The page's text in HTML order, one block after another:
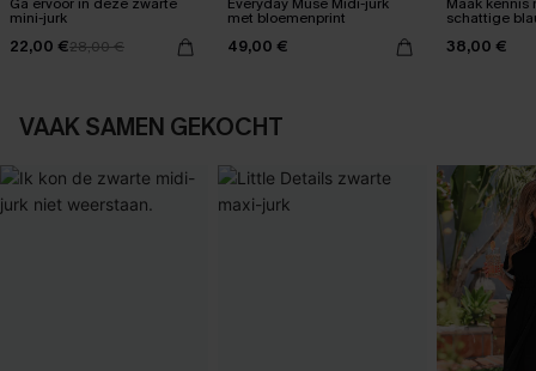
mini-jurk
22,00 €28,00 €
met bloemenprint
49,00 €
schattige
38,00 €
VAAK SAMEN GEKOCHT